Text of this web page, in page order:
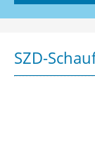
SZD-